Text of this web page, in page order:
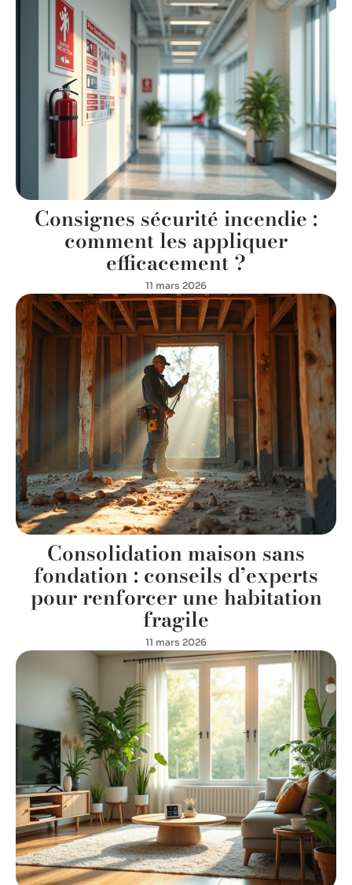
Consignes sécurité incendie :
comment les appliquer
efficacement ?
11 mars 2026
Consolidation maison sans
fondation : conseils d’experts
pour renforcer une habitation
fragile
11 mars 2026